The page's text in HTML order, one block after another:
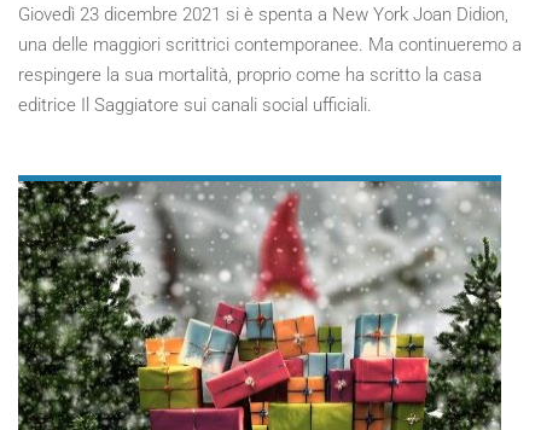
Giovedì 23 dicembre 2021 si è spenta a New York Joan Didion,
una delle maggiori scrittrici contemporanee. Ma continueremo a
respingere la sua mortalità, proprio come ha scritto la casa
editrice Il Saggiatore sui canali social ufficiali.